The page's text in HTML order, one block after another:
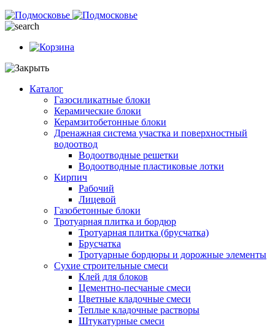
Каталог
Газосиликатные блоки
Керамические блоки
Керамзитобетонные блоки
Дренажная система участка и поверхностный
водоотвод
Водоотводные решетки
Водоотводные пластиковые лотки
Кирпич
Рабочий
Лицевой
Газобетонные блоки
Тротуарная плитка и бордюр
Тротуарная плитка (брусчатка)
Брусчатка
Тротуарные бордюры и дорожные элементы
Сухие строительные смеси
Клей для блоков
Цементно-песчаные смеси
Цветные кладочные смеси
Теплые кладочные растворы
Штукатурные смеси